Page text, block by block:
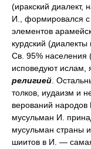
(иракский диалект,
И., формировался с
элементов
курдский
Св. 95% населения
исповедуют ислам,
религией.
толков, иудаизм и
верований народов
мусульман И.
мусульман страны
шиитов в И. —